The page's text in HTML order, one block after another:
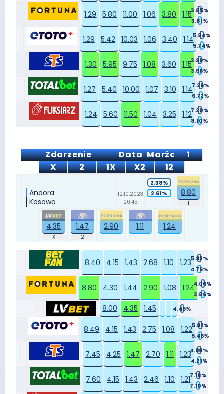
1.29 5.80 11.00 1.06 3.80 1.153.85%
3.81%
1.29 5.42 10.03 1.06 3.40 1.145.94%
5.74%
1.30 5.95 9.75 1.08 3.60 1.153.99%
3.66%
1.27 5.40 10.00 1.07 3.10 1.147.26%
6.72%
1.24 5.60 11.50 1.04 3.25 1.127.20%
8.10%
Zdarzenie Data
1
X
2 1X X2 12
Marża
Andora
Kosowo
12.10.2023
20:45
8.80
4.35 1.47 2.90 1.11 1.24
2.38%
2.61%
8.40 4.15 1.43 2.68 1.10 1.235.93%
4.76%
8.80 4.30 1.44 2.90 1.08 1.244.06%
3.86%
8.00 4.35 1.45 4.45%
8.49 4.15 1.43 2.75 1.08 1.225.81%
5.46%
7.45 4.25 1.47 2.70 1.11 1.234.98%
4.21%
7.60 4.15 1.43 2.46 1.10 1.217.18%
7.10%